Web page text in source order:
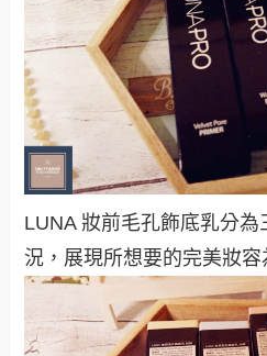
LUNA 妝前毛孔飾底乳分
況，展現所想要的完美妝容